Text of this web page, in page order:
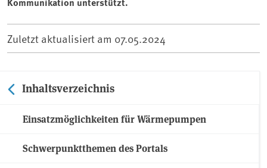
Zuletzt aktualisiert am 07.05.2024
Inhaltsverzeichnis
Einsatzmöglichkeiten für Wärmepumpen
Schwerpunktthemen des Portals